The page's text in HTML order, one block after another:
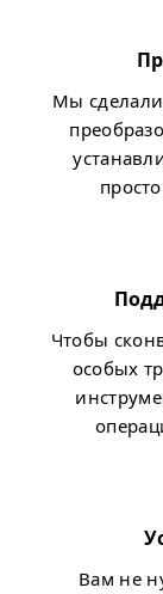
Мы
Чтобы
особых
Вам не